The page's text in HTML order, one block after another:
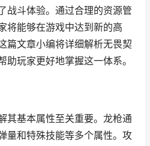
战斗体验。通过合理的资源管
将能够在游戏中达到新的高
篇文章小编将详细解析无畏契
玩家更好地掌握这一体系。
其基本属性至关重要。龙枪通
量和特殊技能等多个属性。攻